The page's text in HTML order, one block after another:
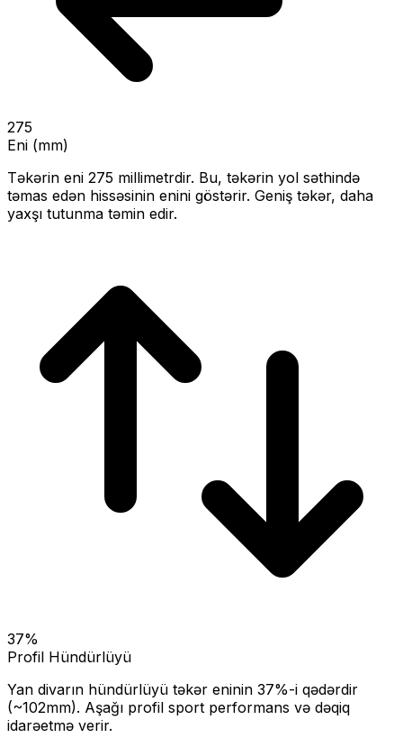
275
Eni (mm)
Təkərin eni 275 millimetrdir. Bu, təkərin yol səthində
təmas edən hissəsinin enini göstərir. Geniş təkər, daha
yaxşı tutunma təmin edir.
37%
Profil Hündürlüyü
Yan divarın hündürlüyü təkər eninin 37%-i qədərdir
(~102mm). Aşağı profil sport performans və dəqiq
idarəetmə verir.